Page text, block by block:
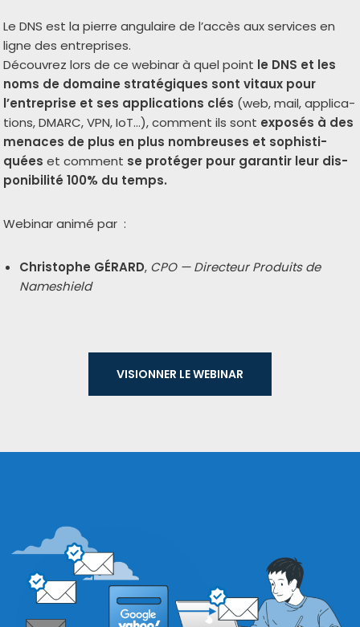
Le DNS est la pierre angu­laire de l’ac­cès aux ser­vices en
ligne des entre­prises.
Découvrez lors de ce webi­nar à quel point le DNS et les
noms de domaine stra­té­giques sont vitaux pour
l’entreprise et ses appli­ca­tions clés (web, mail, appli­ca­
tions, DMARC, VPN, IoT…), com­ment ils sont expo­sés à des
menaces de plus en plus nom­breuses et sophis­ti­
quées et com­ment se pro­té­ger pour garan­tir leur dis­
po­ni­bi­li­té 100% du temps.
Webinar ani­mé par :
Christophe GÉRARD, CPO — Directeur Produits de
Nameshield
VISIONNER LE WEBI­NAR